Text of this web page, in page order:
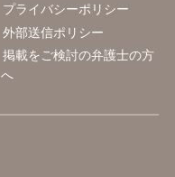
プライバシーポリシー
外部送信ポリシー
掲載をご検討の弁護士の方
へ